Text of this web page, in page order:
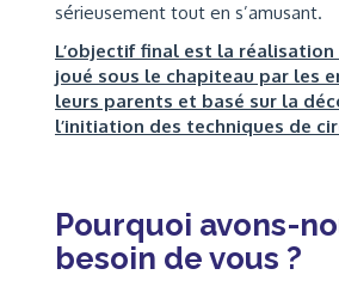
sérieusement tout en s’amusant.
L’objectif final est la réalisation
joué sous le chapiteau par les
leurs parents et basé sur la
l’initiation des techniques de
Pourquoi avons-
besoin de vous ?